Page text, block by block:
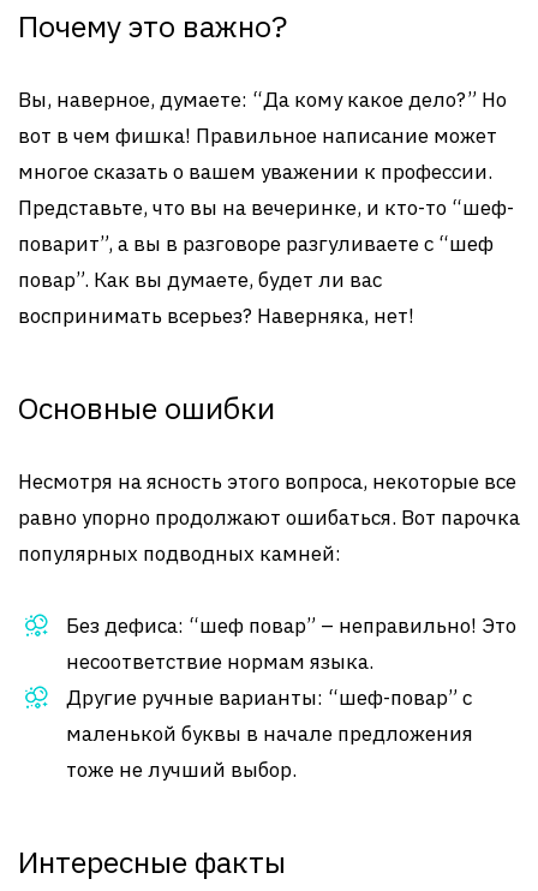
Почему это важно?
Вы, наверное, думаете: “Да кому какое дело?” Но
вот в чем фишка! Правильное написание может
многое сказать о вашем уважении к профессии.
Представьте, что вы на вечеринке, и кто-то “шеф-
поварит”, а вы в разговоре разгуливаете с “шеф
повар”. Как вы думаете, будет ли вас
воспринимать всерьез? Наверняка, нет!
Основные ошибки
Несмотря на ясность этого вопроса, некоторые все
равно упорно продолжают ошибаться. Вот парочка
популярных подводных камней:
Без дефиса: “шеф повар” – неправильно! Это
несоответствие нормам языка.
Другие ручные варианты: “шеф-повар” с
маленькой буквы в начале предложения
тоже не лучший выбор.
Интересные факты